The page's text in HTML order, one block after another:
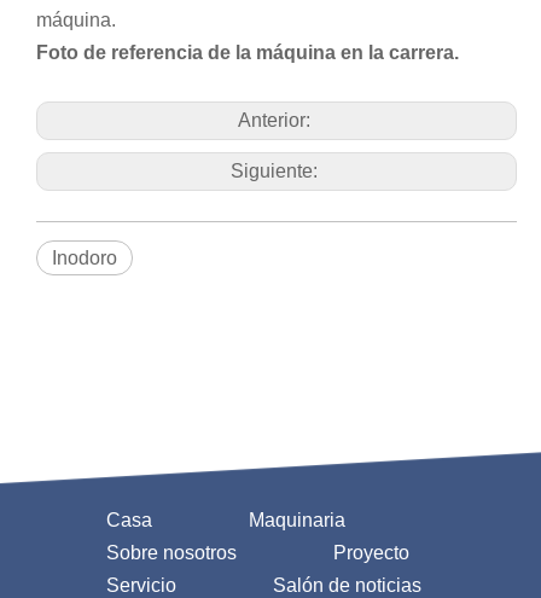
máquina.
Foto de referencia de la máquina en la carrera.
Anterior:
Siguiente:
Inodoro
Casa
Maquinaria
Sobre nosotros
Proyecto
Servicio
Salón de noticias